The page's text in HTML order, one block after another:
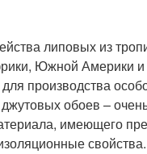
липовых из
Южной Америки и
производства
обоев –
имеющего